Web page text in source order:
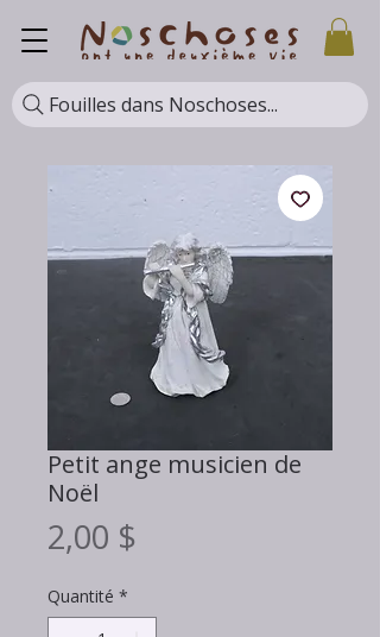
Fouilles dans Noschoses...
Petit ange musicien de
Noël
2,00 $
Quantité *